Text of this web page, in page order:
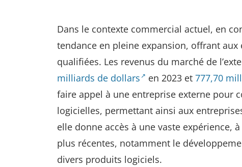
Dans le contexte commercial actuel, en
tendance en pleine expansion, offrant
qualifiées. Les revenus du marché de
milliards de dollars
en 2023 et777,70
faire appel à une entreprise externe pour
logicielles, permettant ainsi aux
elle donne accès à une vaste expérience,
plus récentes, notamment le
divers produits logiciels.